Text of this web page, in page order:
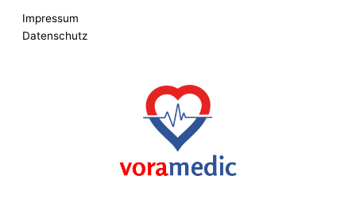
Impressum
Datenschutz